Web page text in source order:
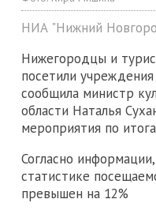
НИА "Нижний
Нижегородцы и
посетили
сообщила министр
области Наталья
мероприятия по
Согласно
статистике
превышен на 12%